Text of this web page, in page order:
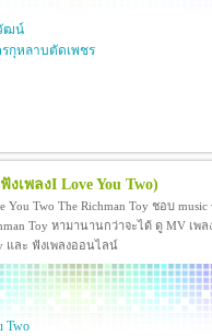
ฒน์
รกุหลาบตัดเพชร
งเพลงI Love You Two)
Two The Richman Toy ชอบ
Toy หามานานกว่าจะได้ ดู MV เพล
และ ฟังเพลงออนไลน์
Two